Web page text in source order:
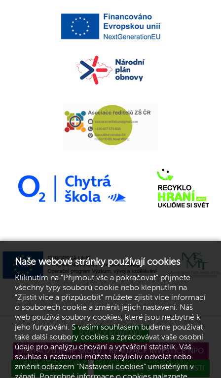
RYCHLÝ KONTAKT
DIGITALIZUJEME ŠKOLU - REALIZACE INVESTICE NPO
GDPR PROHLÁŠENÍ O PŘÍSTUPNOSTI
Naše webové stránky používají cookies
Kliknutím na "Přijmout vše a pokračovat" přijmete
všechny typy souborů cookie nebo klepnutím na
"Zjistit více a přizpůsobit" můžete zjistit více informací
o souborech cookie a změnit jejich nastavení. Náš
web používá soubory cookies, které jsou nezbytné k
jeho fungování. S vaším souhlasem budeme používat
také další soubory cookies a zpracovávat vaše osobní
údaje pro analýzu chování a vytváření statistik. Váš
souhlas a nastavení můžete kdykoliv odvolat nebo
změnit odkazem "Nastavení cookies" umístěným v